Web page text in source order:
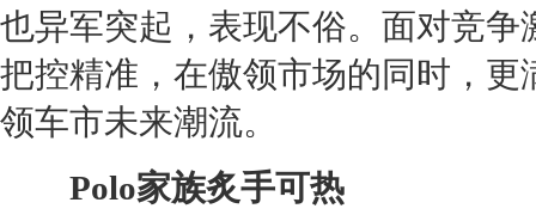
也异军突起，表现不俗。面对竞争
把控精准，在傲领市场的同时，
领车市未来潮流。
Polo家族炙手可热